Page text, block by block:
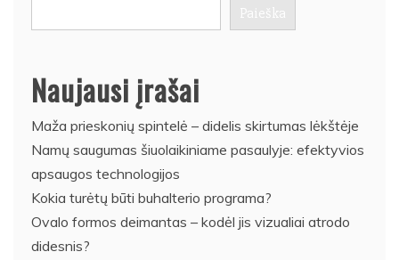
Paieška
Naujausi įrašai
Maža prieskonių spintelė – didelis skirtumas lėkštėje
Namų saugumas šiuolaikiniame pasaulyje: efektyvios
apsaugos technologijos
Kokia turėtų būti buhalterio programa?
Ovalo formos deimantas – kodėl jis vizualiai atrodo
didesnis?